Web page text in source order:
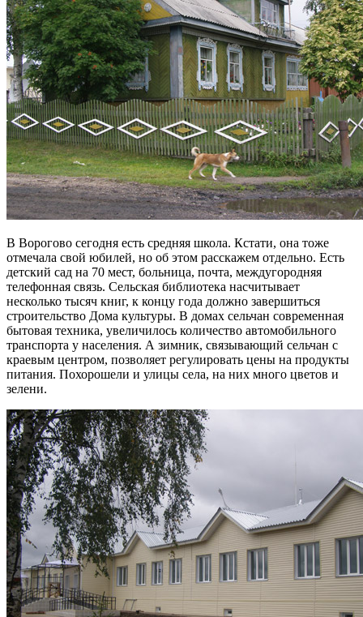
В Ворогово сегодня есть средняя школа. Кстати, она тоже
отмечала свой юбилей, но об этом расскажем отдельно. Есть
детский сад на 70 мест, больница, почта, междугородняя
телефонная связь. Сельская библиотека насчитывает
несколько тысяч книг, к концу года должно завершиться
строительство Дома культуры. В домах сельчан современная
бытовая техника, увеличилось количество автомобильного
транспорта у населения. А зимник, связывающий сельчан с
краевым центром, позволяет регулировать цены на продукты
питания. Похорошели и улицы села, на них много цветов и
зелени.